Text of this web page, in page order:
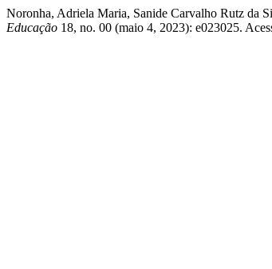
Noronha, Adriela Maria, Sanide Carvalho Rutz da
Educação 18, no. 00 (maio 4, 2023): e023025.